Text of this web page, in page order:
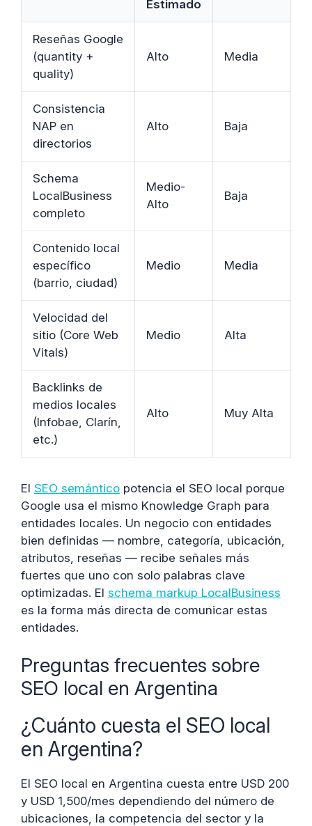
Estimado
Reseñas Google
(quantity +
quality)
Alto Media
Consistencia
NAP en
directorios
Alto Baja
Schema
LocalBusiness
completo
Medio-
Alto
Baja
Contenido local
específico
(barrio, ciudad)
Medio Media
Velocidad del
sitio (Core Web
Vitals)
Medio Alta
Backlinks de
medios locales
(Infobae, Clarín,
etc.)
Alto Muy Alta
El SEO semántico potencia el SEO local porque
Google usa el mismo Knowledge Graph para
entidades locales. Un negocio con entidades
bien definidas — nombre, categoría, ubicación,
atributos, reseñas — recibe señales más
fuertes que uno con solo palabras clave
optimizadas. El schema markup LocalBusiness
es la forma más directa de comunicar estas
entidades.
Preguntas frecuentes sobre
SEO local en Argentina
¿Cuánto cuesta el SEO local
en Argentina?
El SEO local en Argentina cuesta entre USD 200
y USD 1,500/mes dependiendo del número de
ubicaciones, la competencia del sector y la